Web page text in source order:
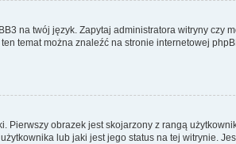
na twój język. Zapytaj administratora witryny czy
temat można znaleźć na stronie internetowej
obrazek jest skojarzony z rangą
lub jaki jest jego status na tej witrynie.